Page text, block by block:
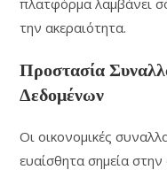
πλατφόρμα λαμβάνει
την ακεραιότητα.
Προστασία
Δεδομένων
Οι οικονομικές
ευαίσθητα σημεία